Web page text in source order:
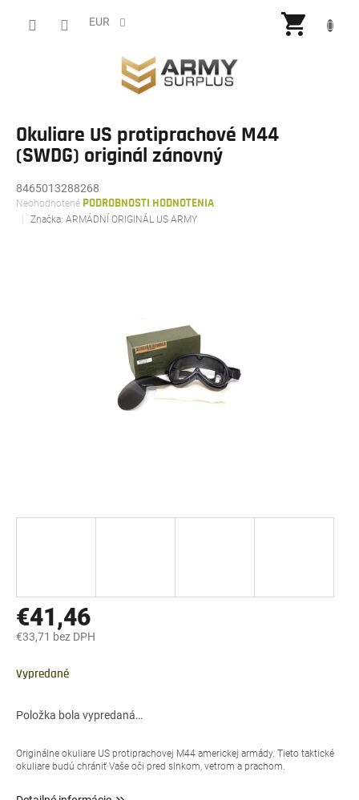
EUR
Okuliare US protiprachové M44
(SWDG) originál zánovný
8465013288268
Priemerné
hodnotenie
produktu
Neohodnotené PODROBNOSTI HODNOTENIA
Značka: ARMÁDNÍ ORIGINÁL US ARMY
€41,46
€33,71 bez DPH
cena:
Vypredané
Položka bola vypredaná…
Originálne okuliare US protiprachovej M44 americkej armády. Tieto taktické
okuliare budú chrániť Vaše oči pred slnkom, vetrom a prachom.